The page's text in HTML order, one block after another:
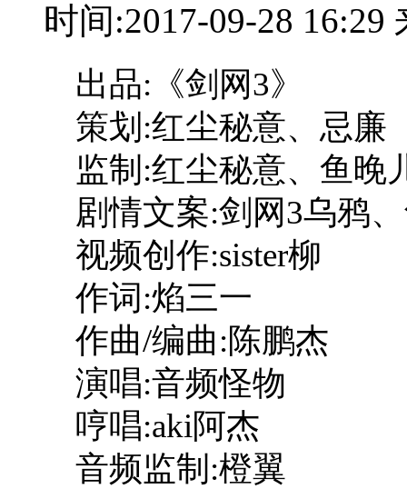
时间:2017-09-28
出品:《剑网3》
策划:红尘秘意、忌廉
监制:红尘秘意、鱼晚
剧情文案:剑网3乌鸦
视频创作:sister柳
作词:焰三一
作曲/编曲:陈鹏杰
演唱:音频怪物
哼唱:aki阿杰
音频监制:橙翼